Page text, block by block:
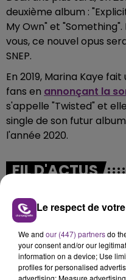
deuxième album :
My Own" et
vous, ce nouvel opus
SNEP.
En 2019, Marina Kaye
fans en annonçant la
s'appelle "Twisted" et
single de son futur
l'année 2020.
FIL D'ACTUS
Le respect de
We and our (447) partnersdo
your consent and/or our
information on a device; Use
profiles for personalised
advertising; Measure